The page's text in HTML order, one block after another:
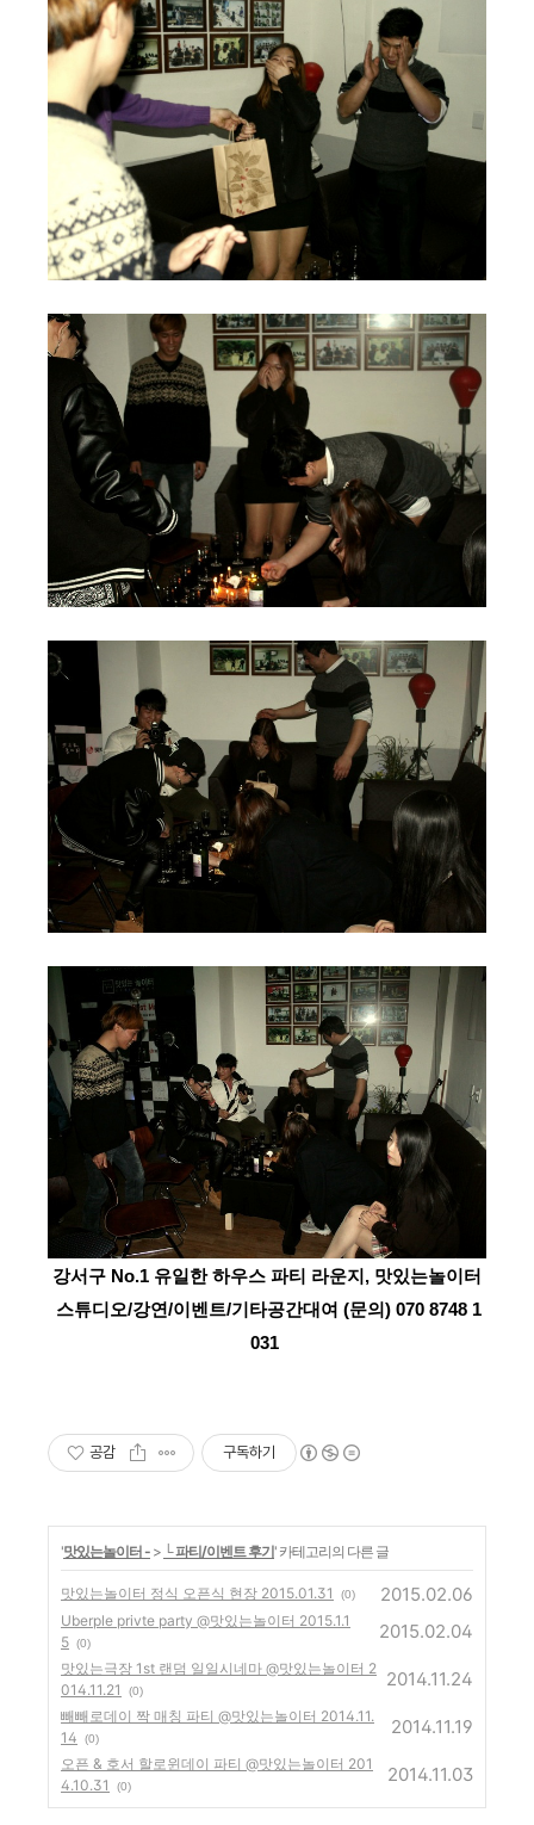
강서구 No.1 유일한 하우스 파티 라운지, 맛있는놀이터
스튜디오/강연/이벤트/기타공간대여 (문의) 070 8748 1
031
공감 구독하기
'맛있는놀이터 - > └ 파티/이벤트 후기' 카테고리의 다른 글
맛있는놀이터 정식 오픈식 현장 2015.01.31 (0) 2015.02.06
Uberple privte party @맛있는놀이터 2015.1.1
5 (0)
2015.02.04
맛있는극장 1st 랜덤 일일시네마 @맛있는놀이터 2
014.11.21
(0)
2014.11.24
빼빼로데이 짝 매칭 파티 @맛있는놀이터 2014.11.
14
(0)
2014.11.19
오픈 & 호서 할로윈데이 파티 @맛있는놀이터 201
4.10.31
(0)
2014.11.03